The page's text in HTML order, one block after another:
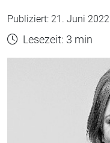
Publiziert: 21. Juni 2022
Lesezeit: 3 min